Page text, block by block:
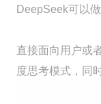
DeepSeek可以
直接面向用户或
度思考模式，同